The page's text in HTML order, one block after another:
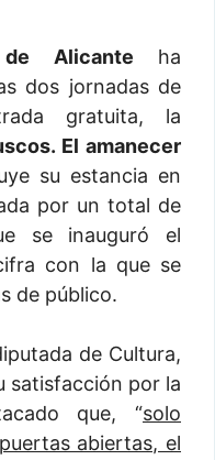
Alicante ha
dos jornadas de
gratuita, la
El amanecer
su estancia en
por un total de
se inauguró el
con la que se
de público.
de Cultura,
satisfacción por la
que, “solo
abiertas, el